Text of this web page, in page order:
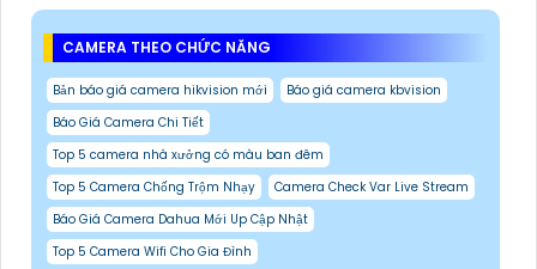
CAMERA THEO CHỨC NĂNG
Bản báo giá camera hikvision mới
Báo giá camera kbvision
Báo Giá Camera Chi Tiết
Top 5 camera nhà xưởng có màu ban đêm
Top 5 Camera Chống Trộm Nhạy
Camera Check Var Live Stream
Báo Giá Camera Dahua Mới Up Cập Nhật
Top 5 Camera Wifi Cho Gia Đình